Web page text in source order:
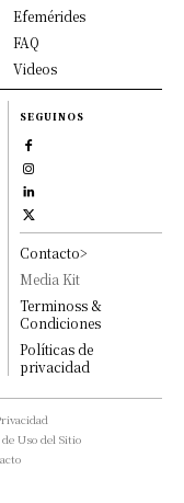
Efemérides
FAQ
Videos
SEGUINOS
Contacto>
Media Kit
Terminoss &
Condiciones
Políticas de
privacidad
Uso del Sitio